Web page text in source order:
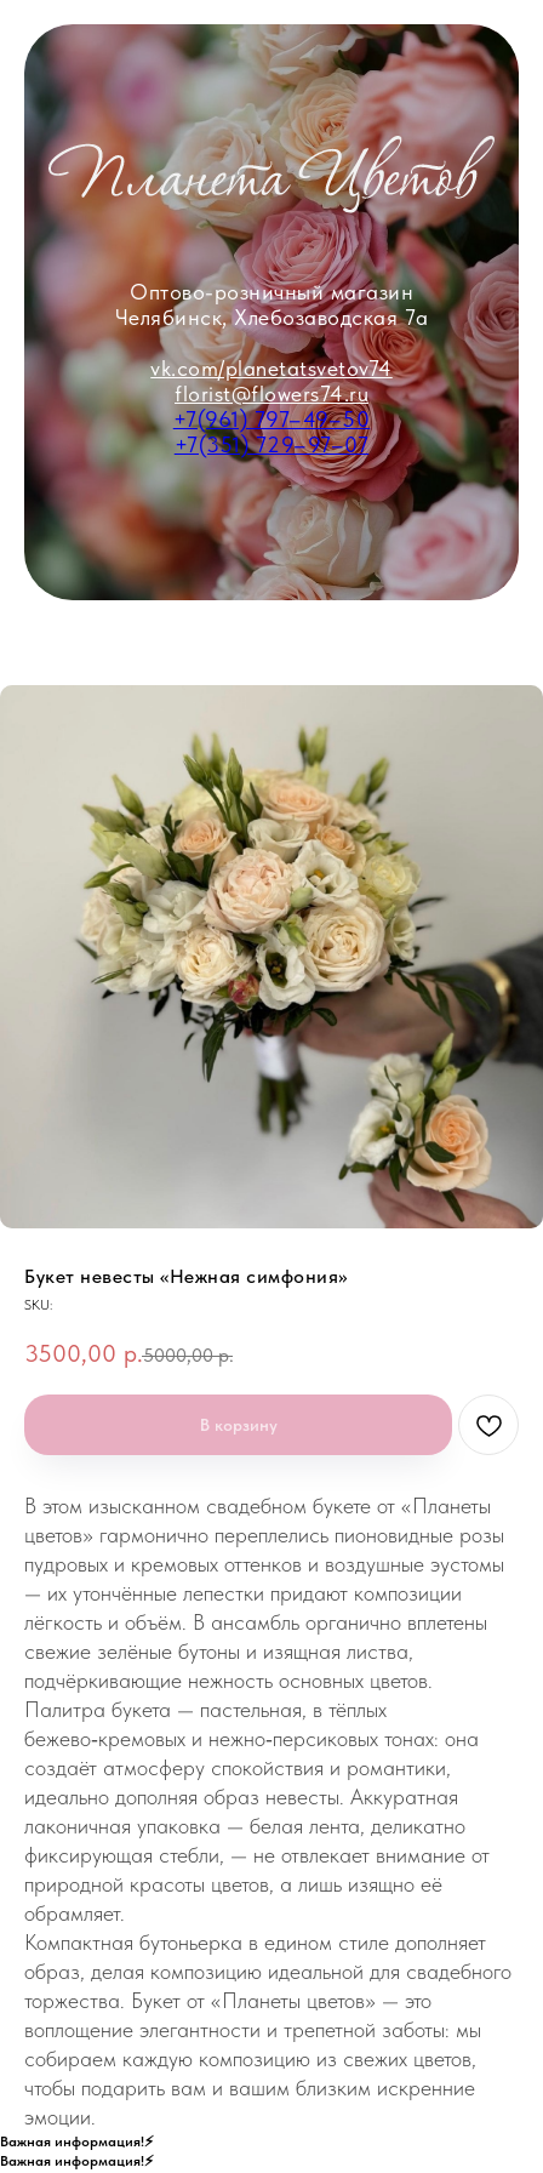
Оптово-розничный магазин
Челябинск, Хлебозаводская 7а
vk.com/planetatsvetov74
florist@flowers74.ru
+7(961) 797–49–50
+7(351) 729–97–07
Букет невесты «Нежная симфония»
SKU:
3500,00 р.5000,00 р.
В корзину
В этом изысканном свадебном букете от «Планеты
цветов» гармонично переплелись пионовидные розы
пудровых и кремовых оттенков и воздушные эустомы
— их утончённые лепестки придают композиции
лёгкость и объём. В ансамбль органично вплетены
свежие зелёные бутоны и изящная листва,
подчёркивающие нежность основных цветов.
Палитра букета — пастельная, в тёплых
бежево‑кремовых и нежно‑персиковых тонах: она
создаёт атмосферу спокойствия и романтики,
идеально дополняя образ невесты. Аккуратная
лаконичная упаковка — белая лента, деликатно
фиксирующая стебли, — не отвлекает внимание от
природной красоты цветов, а лишь изящно её
обрамляет.
Компактная бутоньерка в едином стиле дополняет
образ, делая композицию идеальной для свадебного
торжества. Букет от «Планеты цветов» — это
воплощение элегантности и трепетной заботы: мы
собираем каждую композицию из свежих цветов,
чтобы подарить вам и вашим близким искренние
эмоции.
Важная информация!⚡
Важная информация!⚡